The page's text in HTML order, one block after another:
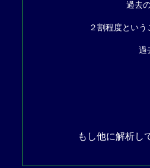
過去
２割程度とい
過
もし他に解析し